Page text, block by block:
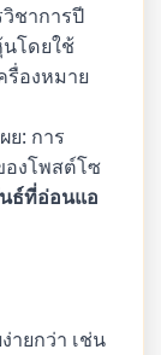
ชาการปี
โดยใช้
องหมาย
ย: การ
องโพสต์โซ
ธ์ที่อ่อนแอ
ายกว่า เช่น